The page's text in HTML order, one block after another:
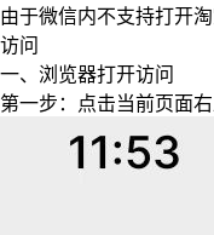
由于微信内不支持打开
访问
一、浏览器打开访问
第一步：点击当前页面